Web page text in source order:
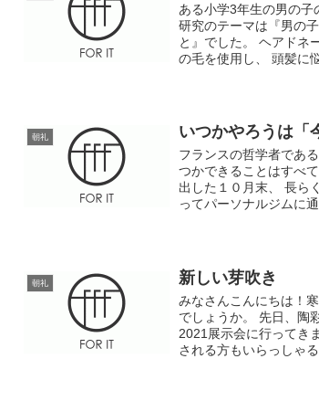
ある小学3年生の男の
研究のテーマは『男の
と』でした。 ヘアドネ
の毛を使用し、 頭髪に
朝礼 いつかやろうは「
フランスの哲学者であ
つかできることはすべ
出した１０月末、 長ら
ってパーソナルジムに
朝礼 新しい芽吹き
みなさんこんにちは！
でしょうか。 先日、陶
2021展示会に行ってき
される方もいらっしゃ